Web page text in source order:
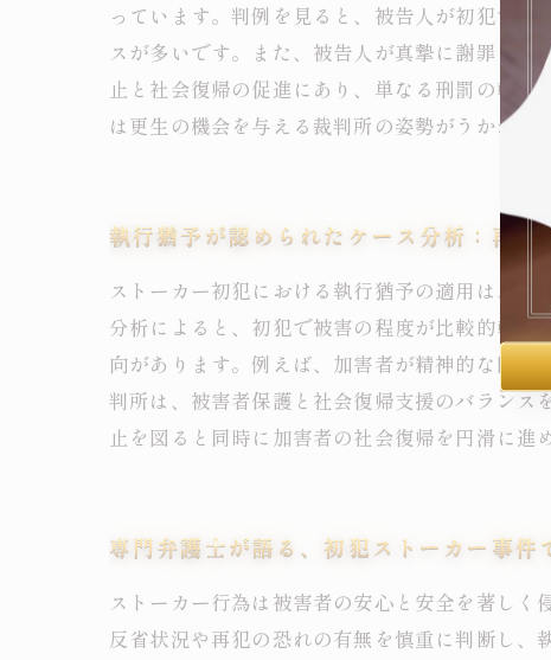
っています。判例を見ると、被告人が初犯で
スが多いです。また、被告人が真摯に謝罪し
止と社会復帰の促進にあり、単なる刑罰の軽
は更生の機会を与える裁判所の姿勢がうかがえ
執行猶予が認められたケース分析：再
ストーカー初犯における執行猶予の適用は、
分析によると、初犯で被害の程度が比較的軽
向があります。例えば、加害者が精神的な問
判所は、被害者保護と社会復帰支援のバラン
止を図ると同時に加害者の社会復帰を円滑に進
専門弁護士が語る、初犯ストーカー事
ストーカー行為は被害者の安心と安全を著し
反省状況や再犯の恐れの有無を慎重に判断し